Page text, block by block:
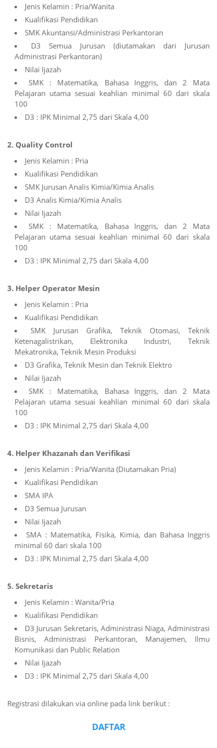
Jenis Kelamin : Pria/Wanita
Kualifikasi Pendidikan
SMK Akuntansi/Administrasi Perkantoran
D3 Semua Jurusan (diutamakan dari Jurusan
Administrasi Perkantoran)
Nilai Ijazah
SMK : Matematika, Bahasa Inggris, dan 2 Mata
Pelajaran utama sesuai keahlian minimal 60 dari skala
100
D3 : IPK Minimal 2,75 dari Skala 4,00
2. Quality Control
Jenis Kelamin : Pria
Kualifikasi Pendidikan
SMK Jurusan Analis Kimia/Kimia Analis
D3 Analis Kimia/Kimia Analis
Nilai Ijazah
SMK : Matematika, Bahasa Inggris, dan 2 Mata
Pelajaran utama sesuai keahlian minimal 60 dari skala
100
D3 : IPK Minimal 2,75 dari Skala 4,00
3. Helper Operator Mesin
Jenis Kelamin : Pria
Kualifikasi Pendidikan
SMK Jurusan Grafika, Teknik Otomasi, Teknik
Ketenagalistrikan, Elektronika Industri, Teknik
Mekatronika, Teknik Mesin Produksi
D3 Grafika, Teknik Mesin dan Teknik Elektro
Nilai Ijazah
SMK : Matematika, Bahasa Inggris, dan 2 Mata
Pelajaran utama sesuai keahlian minimal 60 dari skala
100
D3 : IPK Minimal 2,75 dari Skala 4,00
4. Helper Khazanah dan Verifikasi
Jenis Kelamin : Pria/Wanita (Diutamakan Pria)
Kualifikasi Pendidikan
SMA IPA
D3 Semua Jurusan
Nilai Ijazah
SMA : Matematika, Fisika, Kimia, dan Bahasa Inggris
minimal 60 dari skala 100
D3 : IPK Minimal 2,75 dari Skala 4,00
5. Sekretaris
Jenis Kelamin : Wanita/Pria
Kualifikasi Pendidikan
D3 Jurusan Sekretaris, Administrasi Niaga, Administrasi
Bisnis, Administrasi Perkantoran, Manajemen, Ilmu
Komunikasi dan Public Relation
Nilai Ijazah
D3 : IPK Minimal 2,75 dari Skala 4,00
Registrasi dilakukan via online pada link berikut :
DAFTAR